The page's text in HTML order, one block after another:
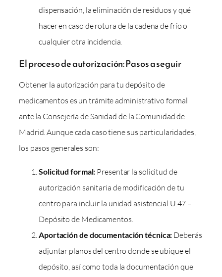
dispensación, la eliminación de residuos y qué
hacer en caso de rotura de la cadena de frío o
cualquier otra incidencia.
El proceso de autorización: Pasos a seguir
Obtener la autorización para tu depósito de
medicamentos es un trámite administrativo formal
ante la Consejería de Sanidad de la Comunidad de
Madrid. Aunque cada caso tiene sus particularidades,
los pasos generales son:
Solicitud formal: Presentar la solicitud de
autorización sanitaria de modificación de tu
centro para incluir la unidad asistencial U.47 –
Depósito de Medicamentos.
Aportación de documentación técnica: Deberás
adjuntar planos del centro donde se ubique el
depósito, así como toda la documentación que